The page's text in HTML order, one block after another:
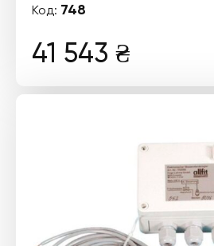
Код: 748
41 543 ₴